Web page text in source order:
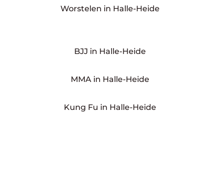
Worstelen in Halle-Heide
BJJ in Halle-Heide
MMA in Halle-Heide
Kung Fu in Halle-Heide